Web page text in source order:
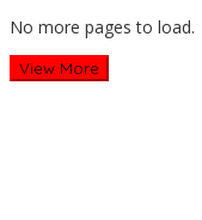
No more pages to load.
View More